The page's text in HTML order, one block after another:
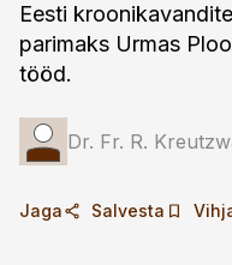
Eesti
parimaks Urmas
tööd.
Dr. Fr. R.
Jaga Salvesta